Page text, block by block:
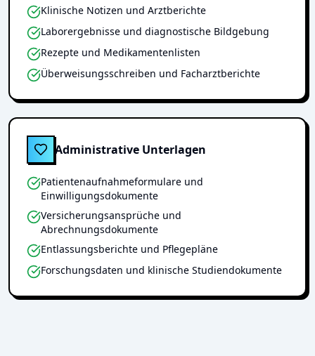
Klinische Notizen und Arztberichte
Laborergebnisse und diagnostische Bildgebung
Rezepte und Medikamentenlisten
Überweisungsschreiben und Facharztberichte
Administrative Unterlagen
Patientenaufnahmeformulare und
Einwilligungsdokumente
Versicherungsansprüche und
Abrechnungsdokumente
Entlassungsberichte und Pflegepläne
Forschungsdaten und klinische Studiendokumente